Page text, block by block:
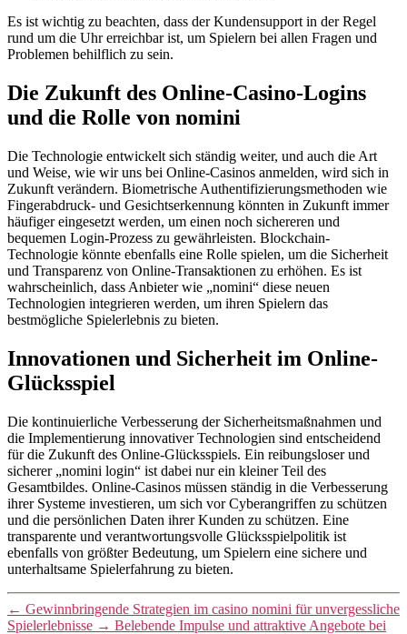
Es ist wichtig zu beachten, dass der Kundensupport in der Regel
rund um die Uhr erreichbar ist, um Spielern bei allen Fragen und
Problemen behilflich zu sein.
Die Zukunft des Online-Casino-Logins
und die Rolle von nomini
Die Technologie entwickelt sich ständig weiter, und auch die Art
und Weise, wie wir uns bei Online-Casinos anmelden, wird sich in
Zukunft verändern. Biometrische Authentifizierungsmethoden wie
Fingerabdruck- und Gesichtserkennung könnten in Zukunft immer
häufiger eingesetzt werden, um einen noch sichereren und
bequemen Login-Prozess zu gewährleisten. Blockchain-
Technologie könnte ebenfalls eine Rolle spielen, um die Sicherheit
und Transparenz von Online-Transaktionen zu erhöhen. Es ist
wahrscheinlich, dass Anbieter wie „nomini“ diese neuen
Technologien integrieren werden, um ihren Spielern das
bestmögliche Spielerlebnis zu bieten.
Innovationen und Sicherheit im Online-
Glücksspiel
Die kontinuierliche Verbesserung der Sicherheitsmaßnahmen und
die Implementierung innovativer Technologien sind entscheidend
für die Zukunft des Online-Glücksspiels. Ein reibungsloser und
sicherer „nomini login“ ist dabei nur ein kleiner Teil des
Gesamtbildes. Online-Casinos müssen ständig in die Verbesserung
ihrer Systeme investieren, um sich vor Cyberangriffen zu schützen
und die persönlichen Daten ihrer Kunden zu schützen. Eine
transparente und verantwortungsvolle Glücksspielpolitik ist
ebenfalls von größter Bedeutung, um Spielern eine sichere und
unterhaltsame Spielerfahrung zu bieten.
← Gewinnbringende Strategien im casino nomini für unvergessliche
Spielerlebnisse → Belebende Impulse und attraktive Angebote bei